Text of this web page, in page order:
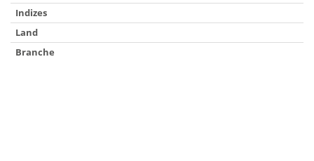
Indizes
Land
Branche